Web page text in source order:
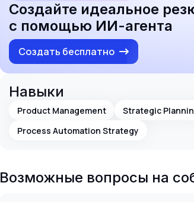
Создайте идеальное
с помощью ИИ-агента
Создать бесплатно
Навыки
Product Management Strategic
Process Automation Strategy
Возможные вопросы на